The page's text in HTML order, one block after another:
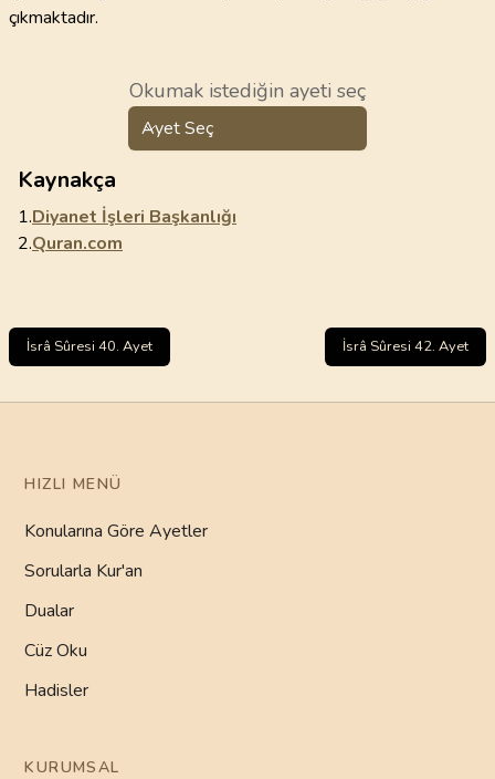
çıkmaktadır.
Okumak istediğin ayeti seç
Ayet Seç
Kaynakça
1.Diyanet İşleri Başkanlığı
2.Quran.com
İsrâ Sûresi 40. Ayet İsrâ Sûresi 42. Ayet
HIZLI MENÜ
Konularına Göre Ayetler
Sorularla Kur'an
Dualar
Cüz Oku
Hadisler
KURUMSAL